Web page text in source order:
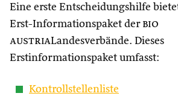
Eine erste Entscheidungshilfe
Erst-Informationspaket der bio
austriaLandesverbände. Dieses
Erstinformationspaket umfasst:
Kontrollstellenliste